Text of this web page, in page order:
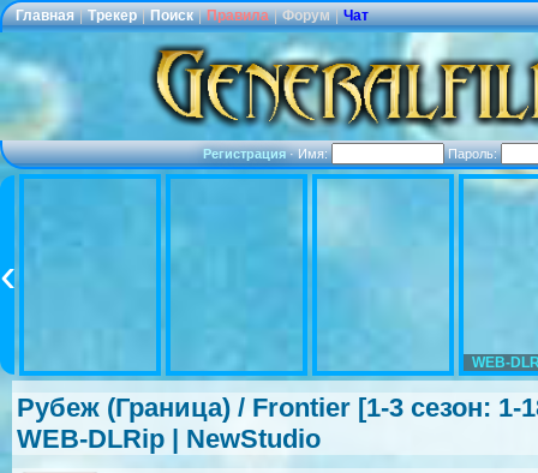
Главная | Трекер | Поиск | Правила | Форум | Чат
Регистрация·Имя: Пароль:
WEB-
Рубеж (Граница) / Frontier [1-3 сезон: 1-
WEB-DLRip | NewStudio